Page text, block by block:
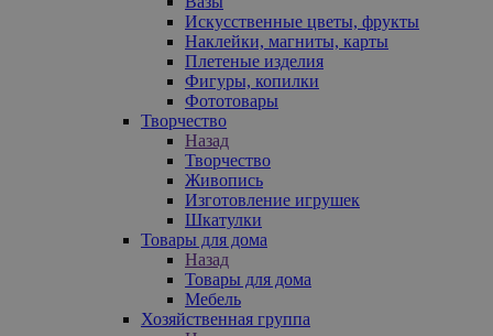
Искусственные цветы, фрукты
Наклейки, магниты, карты
Плетеные изделия
Фигуры, копилки
Фототовары
Творчество
Назад
Творчество
Живопись
Изготовление игрушек
Шкатулки
Товары для дома
Назад
Товары для дома
Мебель
Хозяйственная группа